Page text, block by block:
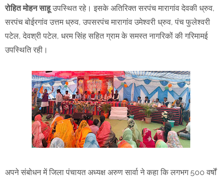
रोहित मोहन साहूउपस्थित रहे। इसके अतिरिक्त सरपंच मारागांव देवकी ध्रुव,
सरपंच बोईरगांव उत्तम ध्रुव, उपसरपंच मारागांव उमेश्वरी ध्रुव, पंच फुलेश्वरी
पटेल, देवश्री पटेल, धरम सिंह सहित ग्राम के समस्त नागरिकों की गरिमामई
उपस्थिति रही।
अपने संबोधन में जिला पंचायत अध्यक्ष अरुण सार्वा ने कहा कि लगभग 500 वर्षों